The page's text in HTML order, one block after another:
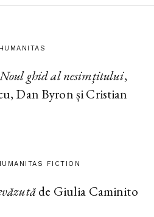
Noul ghid al nesimțitului,
Dan Byron și Cristian
FICTION
de Giulia Caminito